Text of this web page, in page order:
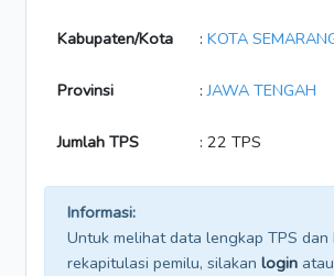
Kabupaten/Kota : KOTA
Provinsi :JAWA TENGAH
Jumlah TPS : 22 TPS
Informasi:
Untuk melihat data lengkap TPS dan
rekapitulasi pemilu, silakan login atau